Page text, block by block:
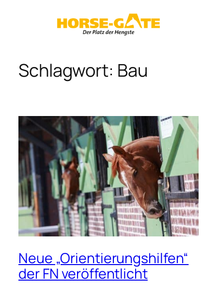
Schlagwort: Bau
Neue „Orientierungshilfen“
der FN veröffentlicht